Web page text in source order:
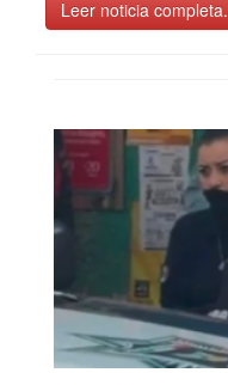
Leer noticia completa.